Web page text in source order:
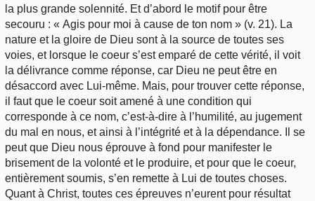
la plus grande solennité. Et d’abord le motif pour être
secouru : « Agis pour moi à cause de ton nom » (v. 21). La
nature et la gloire de Dieu sont à la source de toutes ses
voies, et lorsque le coeur s’est emparé de cette vérité, il voit
la délivrance comme réponse, car Dieu ne peut être en
désaccord avec Lui-même. Mais, pour trouver cette réponse,
il faut que le coeur soit amené à une condition qui
corresponde à ce nom, c’est-à-dire à l’humilité, au jugement
du mal en nous, et ainsi à l’intégrité et à la dépendance. Il se
peut que Dieu nous éprouve à fond pour manifester le
brisement de la volonté et le produire, et pour que le coeur,
entièrement soumis, s’en remette à Lui de toutes choses.
Quant à Christ, toutes ces épreuves n’eurent pour résultat